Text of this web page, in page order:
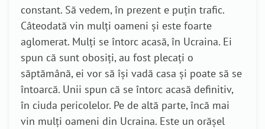
constant. Să vedem, în prezent e puțin trafic.
Câteodată vin mulți oameni și este foarte
aglomerat. Mulți se întorc acasă, în Ucraina. Ei
spun că sunt obosiți, au fost plecați o
săptămână, ei vor să își vadă casa și poate să se
întoarcă. Unii spun că se întorc acasă definitiv,
în ciuda pericolelor. Pe de altă parte, încă mai
vin mulți oameni din Ucraina. Este un orășel